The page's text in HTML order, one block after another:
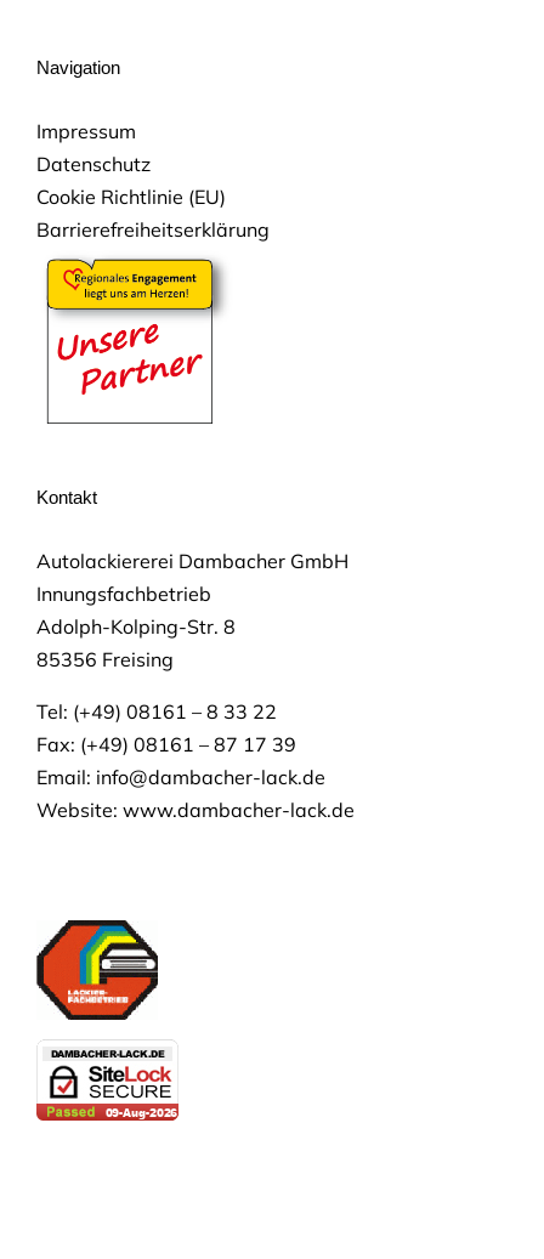
Navigation
Impressum
Datenschutz
Cookie Richtlinie (EU)
Barrierefreiheitserklärung
Kontakt
Autolackiererei Dambacher GmbH
Innungsfachbetrieb
Adolph-Kolping-Str. 8
85356 Freising
Tel: (+49) 08161 – 8 33 22
Fax: (+49) 08161 – 87 17 39
Email: info@dambacher-lack.de
Website: www.dambacher-lack.de